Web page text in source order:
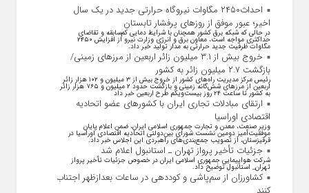
احداث۲۴۵۰ مگاوات نیروگاه حرارتی جدید در یک سال
اخیر؛ عبور موفق از روز‌های پرفشار تابستان
در حالی که شبکه برق کشور همچنان با شرایط دمایی کم‌سابقه و تقاضای
حداکثری مواجه است، معاون برق و انرژی وزارت نیرو از افزایش ۲۴۵۰
مگاوات ظرفیت جدید حرارتی به مدار تولید خبر داد.
خروج بیش از ۳.۱ میلیون زائر اربعین از مرزهای زمینی/
بازگشت ۲.۷ میلیون زائر به کشور
رئیس مرکز مدیریت راه‌های کشور از خروج بیش از ۳ میلیون و ۱۰۲ هزار زائر
اربعین از مرزهای شش‌گانه زمینی و بازگشت حدود ۲ میلیون و ۷۶۵ هزار زائر
به کشور تا ساعت ۲۴ روز بیست‌ویکم طرح اربعین خبر داد
ارتقای مبادلات تجاری ایران با کشور‌های عضو اتحادیه
اقتصادی اوراسیا
وزیر صنعت، معدن و تجارت جمهوری اسلامی ایران، ضمن اعلام پایان
موفقیت‌آمیز دومین نشست شورای بین‌دولتی اتحادیه اقتصادی اوراسیا در
قرقیزستان، از تصویب جمع‌بندی‌های راهبردی این اجلاس خبر داد.
جزئیات تأخیر پرواز تهران ـ استانبول اعلام شد
شرکت هواپیمایی جمهوری اسلامی ایران در خصوص جزئیات تأخیر پرواز
تهران_ استانبول توضیح داد.
کشاورزان از سم‌پاشی و کوددهی در ساعات بعدازظهر اجتناب